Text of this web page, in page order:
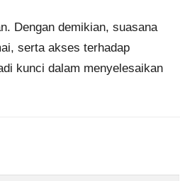
Dengan demikian, suasana
serta akses terhadap
kunci dalam menyelesaikan